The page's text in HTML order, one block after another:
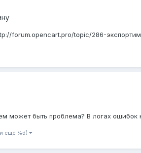
forum.opencart.pro/topic/286-
может быть проблема? В логах
ещё %d)